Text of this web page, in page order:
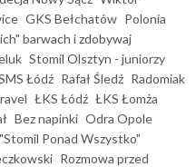
GKS Bełchatów Polonia
barwach i zdobywaj
Stomil Olsztyn - juniorzy
Łódź Rafał Śledź Radomiak
ŁKS Łódź ŁKS Łomża
Bez napinki Odra Opole
Ponad Wszystko"
Rozmowa przed